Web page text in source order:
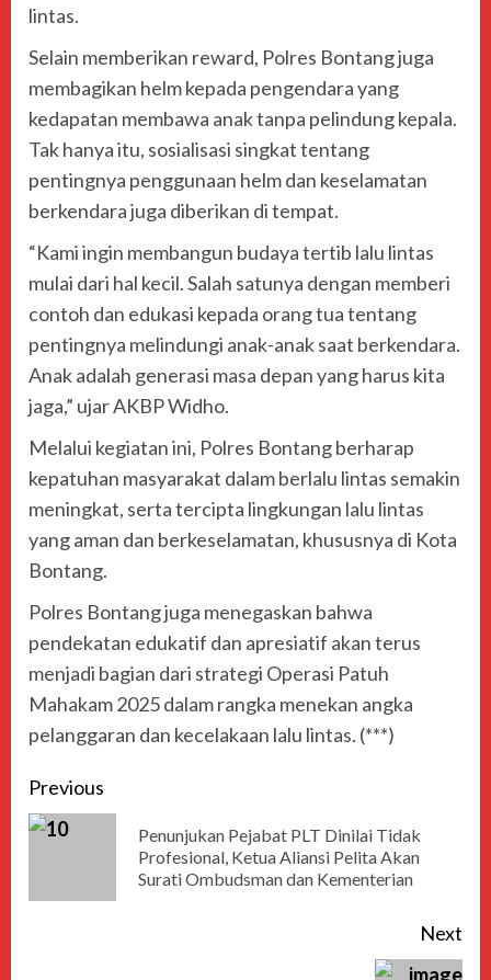
lintas.
Selain memberikan reward, Polres Bontang juga
membagikan helm kepada pengendara yang
kedapatan membawa anak tanpa pelindung kepala.
Tak hanya itu, sosialisasi singkat tentang
pentingnya penggunaan helm dan keselamatan
berkendara juga diberikan di tempat.
“Kami ingin membangun budaya tertib lalu lintas
mulai dari hal kecil. Salah satunya dengan memberi
contoh dan edukasi kepada orang tua tentang
pentingnya melindungi anak-anak saat berkendara.
Anak adalah generasi masa depan yang harus kita
jaga,” ujar AKBP Widho.
Melalui kegiatan ini, Polres Bontang berharap
kepatuhan masyarakat dalam berlalu lintas semakin
meningkat, serta tercipta lingkungan lalu lintas
yang aman dan berkeselamatan, khususnya di Kota
Bontang.
Polres Bontang juga menegaskan bahwa
pendekatan edukatif dan apresiatif akan terus
menjadi bagian dari strategi Operasi Patuh
Mahakam 2025 dalam rangka menekan angka
pelanggaran dan kecelakaan lalu lintas. (***)
Previous
Penunjukan Pejabat PLT Dinilai Tidak
Profesional, Ketua Aliansi Pelita Akan
Surati Ombudsman dan Kementerian
Next